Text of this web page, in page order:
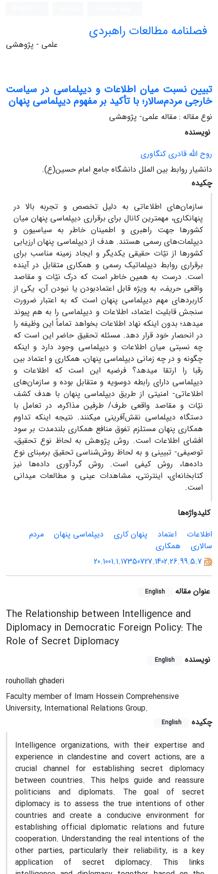
فصلنامه مطالعات راهبردی
علمی - پژوهشی
تبیین نسبت میان اطلاعات و دیپلماسی در سیاست
خارجی مردم‌سالار؛ با تأکید بر مفهوم دیپلماسی پنهان
نوع مقاله : مقاله علمی- پژوهشی
نویسنده
روح الله قادری کنگاوری
دانشیار روابط بین ‏الملل دانشگاه جامع امام حسین(ع).
چکیده
‏سازمان‏‌های اطلاعاتی به دلیل تخصص و تجربه بالا در
پنهان‏کاری، مهمترین کانال‌ برای برقراری دیپلماسی پنهان میان
کشورها جهت راهبری و اطمینان‏ خاطر به سیاسیون و
دیپلمات‌‏های رسمی هستند. هدف از دیپلماسی پنهان ارزیابی
کشورها از نیّات حقیقی یکدیگر و ایجاد زمینه‌ مناسب برای
برقراری روابط دیپلماتیک رسمی و همکاری متقابل در آینده
است. درست به همین خاطر است که درک نیّات و مقاصد
واقعی حریف، به ویژه قابل اعتمادبودن یا نبودن آن، یکی از
کاربردهای مهم دیپلماسی پنهان است که به اعتبار ضرورت
سنجش قابلیت اعتماد، اطلاعات و دیپلماسی را به هم پیوند
‏می‏دهد؛ بدون اینکه نهاد اطلاعات بخواهد تماماً این وظیفه را
در انحصار خود قرار دهد. مسئله تحقیق حاضر این است که
چه نسبتی میان اطلاعات و دیپلماسی وجود دارد و اینکه
چگونه و در چه زمانی دیپلماسی پنهان، همکاری و اعتماد بین
رقبا را ارتقا ‏می‏دهد؟ فرضیه این است که اطلاعات و
دیپلماسی دارای رابطه دوسویه و متقابل بوده و سازمان‏‌ها‏ی
اطلاعاتی- امنیتی از طریق دیپلماسی پنهان با هدف کشف
نیّات و مقاصد واقعی طرف/ طرفین مذاکره، در تعامل با
دستگاه دیپلماسی ‏نقش‌‏آفرینی می‏کنند. نتیجه اینکه تداوم
همکاری پنهان مستلزم تفوق منافع همکاری بلندمدت بر سود
افشای اطلاعات است. روش پژوهش به لحاظ نوع تحقیق،
توصیفی- تبیینی و به لحاظ روش‏‌شناسی تحقیق برمبنای نوع
داده‌‏ها‏، روش کیفی است. روش گردآوری داده‏‌ها‏ نیز
کتابخانه‌‏ای، اینترنتی، مشاهدات عینی و مطالعات میدانی
است.
کلیدواژه‌ها
اطلاعات
اعتماد پنهان‏ کاری دیپلماسی پنهان
‏مردم‏
سالاری‏
همکاری
20.1001.1.17350727.1402.26.99.5.7
عنوان مقاله English
The Relationship between Intelligence and
Diplomacy in Democratic Foreign Policy: The
Role of Secret Diplomacy
نویسنده English
rouhollah ghaderi
Faculty member of Imam Hossein Comprehensive
University, International Relations Group.
چکیده
English
Intelligence organizations, with their expertise and
experience in clandestine and covert actions, are a
crucial channel for establishing secret diplomacy
between countries. This helps guide and reassure
politicians and diplomats. The goal of secret
diplomacy is to assess the true intentions of other
countries and create a conducive environment for
establishing official diplomatic relations and future
cooperation. Understanding the real intentions of the
other parties, particularly their reliability, is a key
application of secret diplomacy. This links